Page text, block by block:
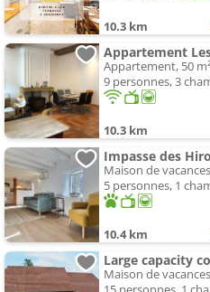
10.3 km
Appartement
Appartement, 50 m²
9 personnes, 3
10.3 km
Impasse des
Maison de vacances
5 personnes, 1
10.4 km
Large capacity
Maison de